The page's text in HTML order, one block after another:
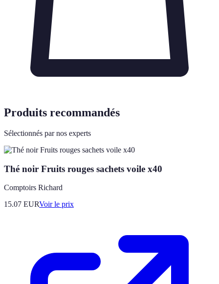
Produits recommandés
Sélectionnés par nos experts
Thé noir Fruits rouges sachets voile x40
Comptoirs Richard
15.07 EURVoir le prix